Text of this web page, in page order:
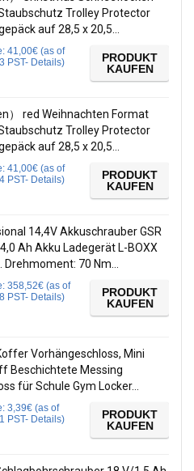
Trolley Protector
auf 28,5 x 20,5…
41,00€ (as of
PST- Details)
PRODUKT
KAUFEN
） red Weihnachten Format
Trolley Protector
auf 28,5 x 20,5…
41,00€ (as of
PST- Details)
PRODUKT
KAUFEN
14,4V Akkuschrauber GSR
Ah Akku Ladegerät L-BOXX
Drehmoment: 70 Nm…
358,52€ (as of
PST- Details)
PRODUKT
KAUFEN
Vorhängeschloss, Mini
Beschichtete Messing
für Schule Gym Locker…
3,39€ (as of
PST- Details)
PRODUKT
KAUFEN